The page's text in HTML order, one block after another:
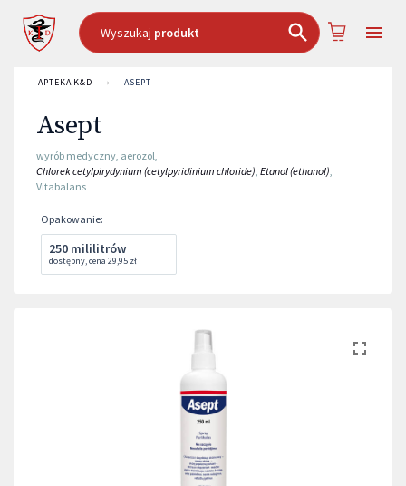
Wyszukaj produkt
APTEKA K&D › ASEPT
Asept
wyrób medyczny, aerozol,
Chlorek cetylpirydynium (cetylpyridinium chloride), Etanol (ethanol),
Vitabalans
Opakowanie:
250 mililitrów
dostępny,cena 29,95 zł